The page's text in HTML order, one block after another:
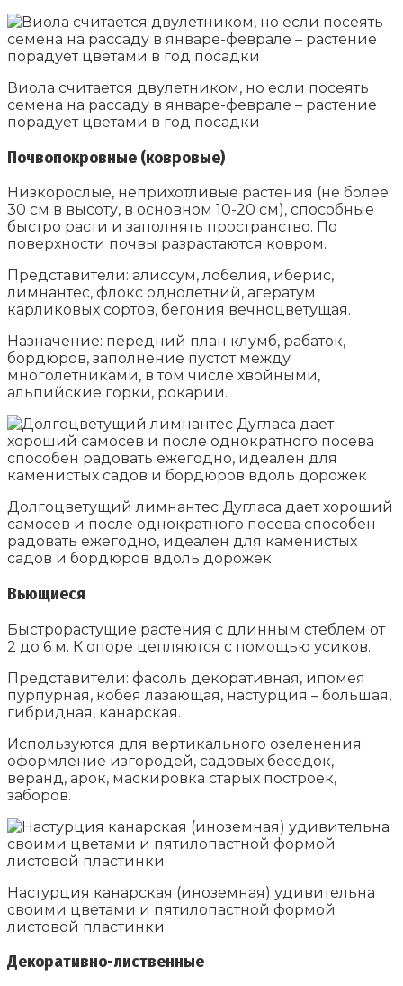
Виола считается двулетником, но если посеять
семена на рассаду в январе-феврале – растение
порадует цветами в год посадки
Почвопокровные (ковровые)
Низкорослые, неприхотливые растения (не более
30 см в высоту, в основном 10-20 см), способные
быстро расти и заполнять пространство. По
поверхности почвы разрастаются ковром.
Представители: алиссум, лобелия, иберис,
лимнантес, флокс однолетний, агератум
карликовых сортов, бегония вечноцветущая.
Назначение: передний план клумб, рабаток,
бордюров, заполнение пустот между
многолетниками, в том числе хвойными,
альпийские горки, рокарии.
Долгоцветущий лимнантес Дугласа дает хороший
самосев и после однократного посева способен
радовать ежегодно, идеален для каменистых
садов и бордюров вдоль дорожек
Вьющиеся
Быстрорастущие растения с длинным стеблем от
2 до 6 м. К опоре цепляются с помощью усиков.
Представители: фасоль декоративная, ипомея
пурпурная, кобея лазающая, настурция – большая,
гибридная, канарская.
Используются для вертикального озеленения:
оформление изгородей, садовых беседок,
веранд, арок, маскировка старых построек,
заборов.
Настурция канарская (иноземная) удивительна
своими цветами и пятилопастной формой
листовой пластинки
Декоративно-лиственные